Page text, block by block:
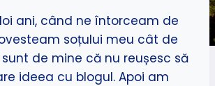
ani, când ne întorceam de
soțului meu cât de
de mine că nu reușesc să
ideea cu blogul. Apoi am